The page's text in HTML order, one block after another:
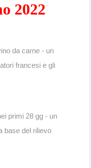
2022
da carne - un
francesi e gli
primi 28 gg - un
base del rilievo